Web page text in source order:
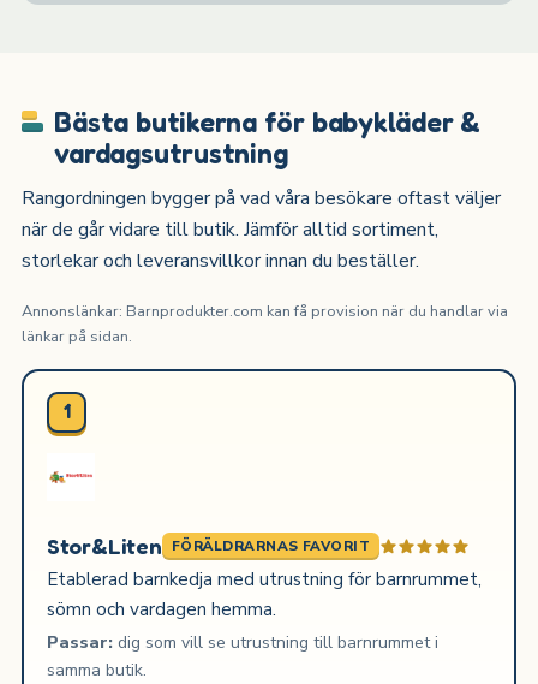
Bästa butikerna för babykläder &
vardagsutrustning
Rangordningen bygger på vad våra besökare oftast väljer
när de går vidare till butik. Jämför alltid sortiment,
storlekar och leveransvillkor innan du beställer.
Annonslänkar: Barnprodukter.com kan få provision när du handlar via
länkar på sidan.
1
Stor&Liten FÖRÄLDRARNAS FAVORIT
Etablerad barnkedja med utrustning för barnrummet,
sömn och vardagen hemma.
Passar:dig som vill se utrustning till barnrummet i
samma butik.